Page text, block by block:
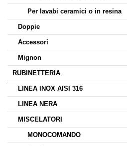
Per lavabi ceramici o in resina
Doppie
Accessori
Mignon
RUBINETTERIA
LINEA INOX AISI 316
LINEA NERA
MISCELATORI
MONOCOMANDO